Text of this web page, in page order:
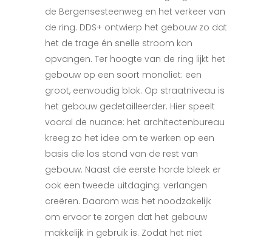
de Bergensesteenweg en het verkeer van
de ring. DDS+ ontwierp het gebouw zo dat
het de trage én snelle stroom kon
opvangen. Ter hoogte van de ring lijkt het
gebouw op een soort monoliet: een
groot, eenvoudig blok. Op straatniveau is
het gebouw gedetailleerder. Hier speelt
vooral de nuance: het architectenbureau
kreeg zo het idee om te werken op een
basis die los stond van de rest van
gebouw. Naast die eerste horde bleek er
ook een tweede uitdaging: verlangen
creëren. Daarom was het noodzakelijk
om ervoor te zorgen dat het gebouw
makkelijk in gebruik is. Zodat het niet